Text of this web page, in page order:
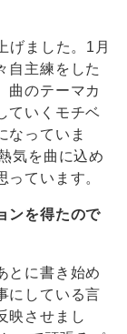
げました。1月
自主練をした
曲のテーマカ
ていくモチベ
なっていま
気を曲に込め
ています。
ンを得たので
とに書き始め
にしている言
映させまし